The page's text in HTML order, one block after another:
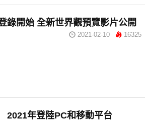
錄開始 全新世界觀預覽影片公開
2021-02-10 16325
2021年登陸PC和移動平台